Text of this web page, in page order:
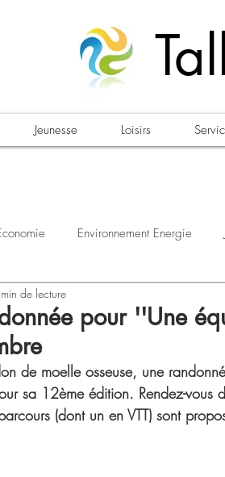
Jeunesse Loisirs
Environnement Energie
Manifestations
pour ''Une
de lecture
de moelle osseuse, une
sa 12ème édition. Rendez-
(dont un en VTT) sont